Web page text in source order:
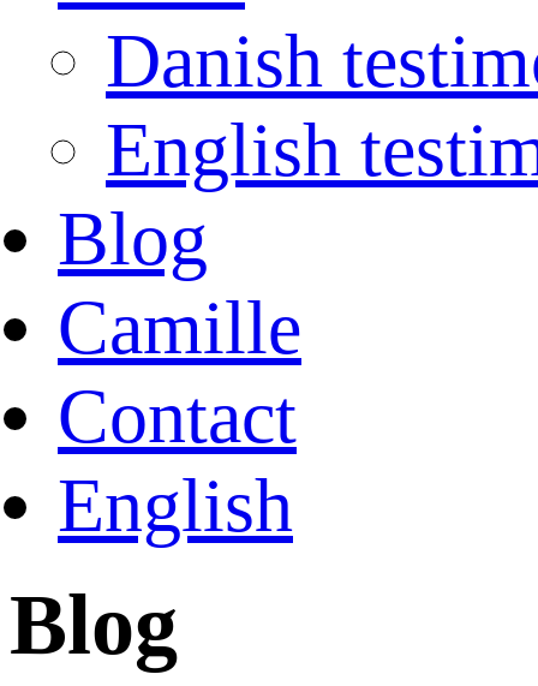
Danish
English
Blog
Camille
Contact
English
Blog